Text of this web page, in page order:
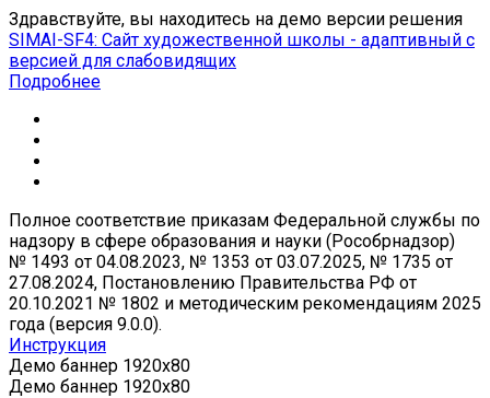
Здравствуйте, вы находитесь на демо версии решения
SIMAI-SF4: Сайт художественной школы - адаптивный с
версией для слабовидящих
Подробнее
Полное соответствие приказам Федеральной службы по
надзору в сфере образования и науки (Рособрнадзор)
№ 1493 от 04.08.2023, № 1353 от 03.07.2025, № 1735 от
27.08.2024, Постановлению Правительства РФ от
20.10.2021 № 1802 и методическим рекомендациям 2025
года (версия 9.0.0).
Инструкция
Демо баннер 1920x80
Демо баннер 1920x80